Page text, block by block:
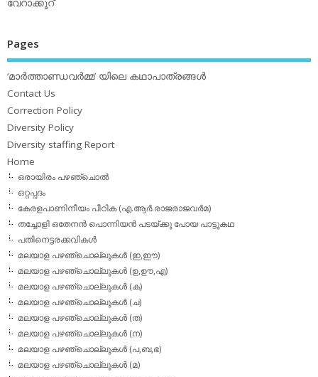
വേറാക്കൂറ്
Pages
‘മാര്‍ത്താണ്ഡവര്‍മ്മ’ യിലെ കഥാപാത്രങ്ങള്‍
Contact Us
Correction Policy
Diversity Policy
Diversity staffing Report
Home
ഒരായിരം പഴഞ്ചൊല്‍
ഒറ്റപ്പദം
കേരളപാണിനീയം പീഠിക (എ.ആര്‍.രാജരാജവര്‍മ)
തച്ചോളി ഒതേനൻ പൊന്നിയൻ പടയ്‌ക്കു പോയ പാട്ടുകഥ
പതിനെട്ടരക്കവികള്‍
മലയാള പഴഞ്ചൊല്ലുകള്‍ (ഇ,ഈ)
മലയാള പഴഞ്ചൊല്ലുകള്‍ (ഉ,ഊ,എ)
മലയാള പഴഞ്ചൊല്ലുകള്‍ (ക)
മലയാള പഴഞ്ചൊല്ലുകള്‍ (ച)
മലയാള പഴഞ്ചൊല്ലുകള്‍ (ത)
മലയാള പഴഞ്ചൊല്ലുകള്‍ (ന)
മലയാള പഴഞ്ചൊല്ലുകള്‍ (പ,ബ,ഭ)
മലയാള പഴഞ്ചൊല്ലുകള്‍ (മ)